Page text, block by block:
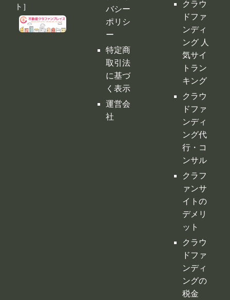
く表示
運営会
社
クラウ
ドファ
ンディ
ング代
行・コ
ンサル
クラフ
ァンサ
イトの
デメリ
ット
クラウ
ドファ
ンディ
ングの
税金
購入型
クラウ
ドファ
ンディ
ング
寄付型